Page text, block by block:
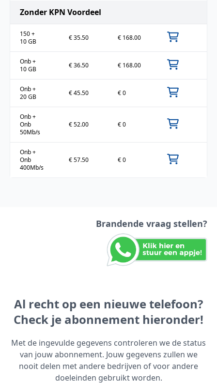
Zonder KPN Voordeel
150+
10 GB
€ 35.50 € 168.00
Onb+
10 GB
€ 36.50 € 168.00
Onb+
20 GB
€ 45.50 € 0
Onb+
Onb
50Mb/s
€ 52.00 € 0
Onb+
Onb
400Mb/s
€ 57.50 € 0
Brandende vraag stellen?
Al recht op een nieuwe telefoon?
Check je abonnement hieronder!
Met de ingevulde gegevens controleren we de status
van jouw abonnement. Jouw gegevens zullen we
nooit delen met andere bedrijven of voor andere
doeleinden gebruikt worden.